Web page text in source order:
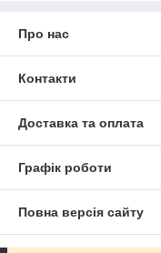
Про нас
Контакти
Доставка та оплата
Графік роботи
Повна версія сайту